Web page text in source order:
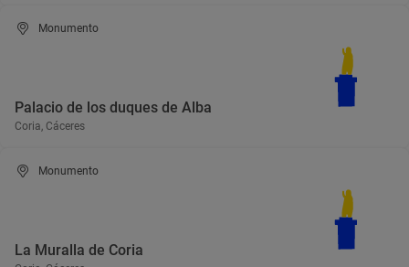
Monumento
Palacio de los duques de Alba
Coria, Cáceres
Monumento
La Muralla de Coria